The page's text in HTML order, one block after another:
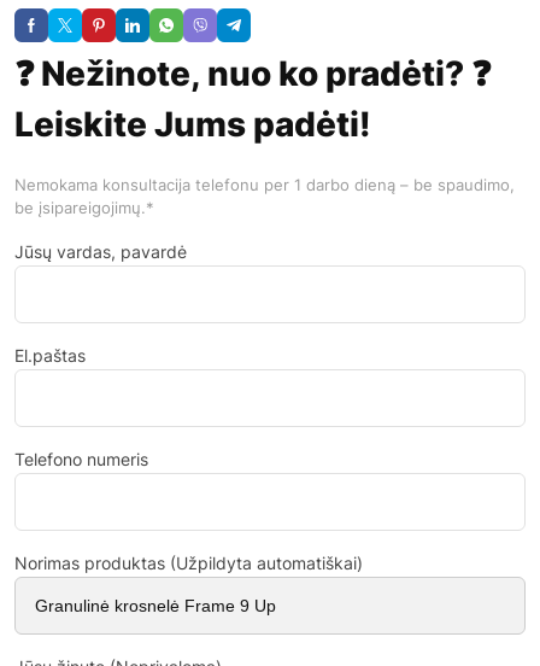
❓ Nežinote, nuo ko pradėti? ❓
Leiskite Jums padėti!
Nemokama konsultacija telefonu per 1 darbo dieną – be spaudimo,
be įsipareigojimų.*
Jūsų vardas, pavardė
El.paštas
Telefono numeris
Norimas produktas (Užpildyta automatiškai)